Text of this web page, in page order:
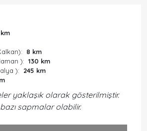
8 km
): 130 km
): 245 km
yaklaşık olarak gösterilmiştir.
sapmalar olabilir.